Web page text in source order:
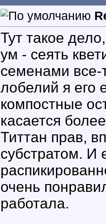
Тут такое
ум - сеять
семенами все-
лобелий я его
компостные
касается
Титтан прав,
субстратом. И
очень
работала.